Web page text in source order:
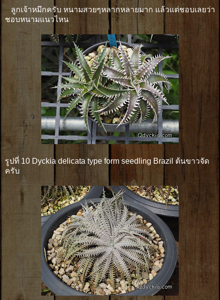
ลูกเจ้าหมึกครับ หนามสวยๆหลากหลายมาก แล้วแต่ชอบเลยว่า
ชอบหนามแนวไหน
รูปที่ 10 Dyckia delicata type form seedling Brazil ต้นขาวจัด
ครับ